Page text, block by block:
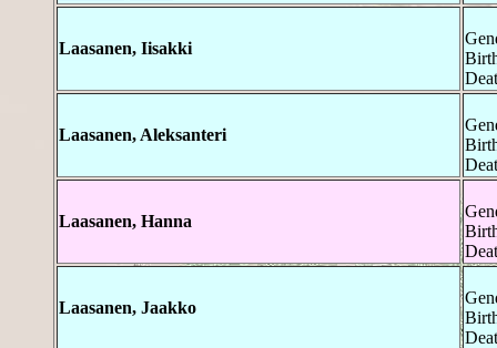
Laasanen, Iisakki
Laasanen, Aleksanteri
Laasanen, Hanna
Laasanen, Jaakko